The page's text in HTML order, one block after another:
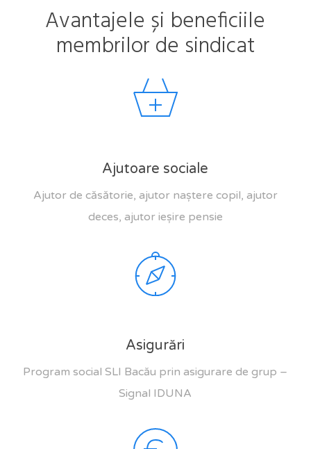
Avantajele și beneficiile
membrilor de sindicat
Ajutoare sociale
Ajutor de căsătorie, ajutor naștere copil, ajutor
deces, ajutor ieșire pensie
Asigurări
Program social SLI Bacău prin asigurare de grup –
Signal IDUNA